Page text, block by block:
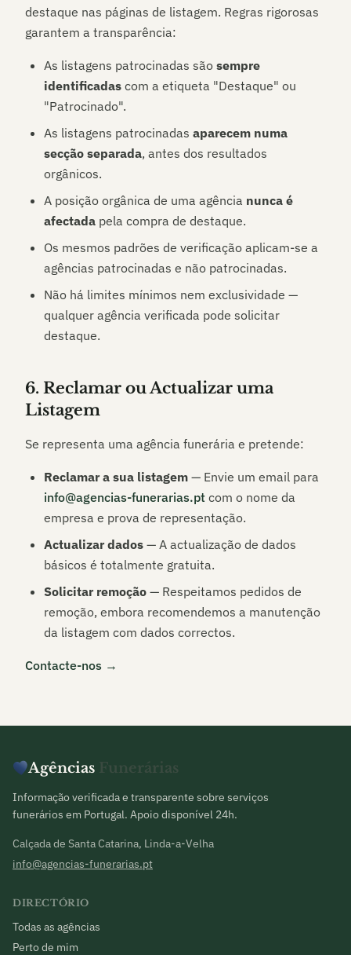
destaque nas páginas de listagem. Regras rigorosas
garantem a transparência:
As listagens patrocinadas são sempre
identificadas com a etiqueta "Destaque" ou
"Patrocinado".
As listagens patrocinadas aparecem numa
secção separada, antes dos resultados
orgânicos.
A posição orgânica de uma agência nunca é
afectada pela compra de destaque.
Os mesmos padrões de verificação aplicam-se a
agências patrocinadas e não patrocinadas.
Não há limites mínimos nem exclusividade —
qualquer agência verificada pode solicitar
destaque.
6. Reclamar ou Actualizar uma
Listagem
Se representa uma agência funerária e pretende:
Reclamar a sua listagem — Envie um email para
info@agencias-funerarias.pt com o nome da
empresa e prova de representação.
Actualizar dados — A actualização de dados
básicos é totalmente gratuita.
Solicitar remoção — Respeitamos pedidos de
remoção, embora recomendemos a manutenção
da listagem com dados correctos.
Contacte-nos →
Agências Funerárias
Informação verificada e transparente sobre serviços
funerários em Portugal. Apoio disponível 24h.
Calçada de Santa Catarina, Linda-a-Velha
info@agencias-funerarias.pt
DIRECTÓRIO
Todas as agências
Perto de mim